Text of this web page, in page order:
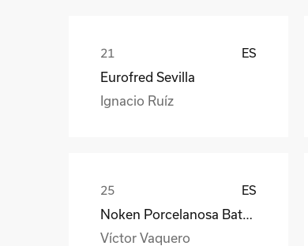
ES
Eurofred Sevilla
Ignacio Ruíz
ES
Víctor Vaquero